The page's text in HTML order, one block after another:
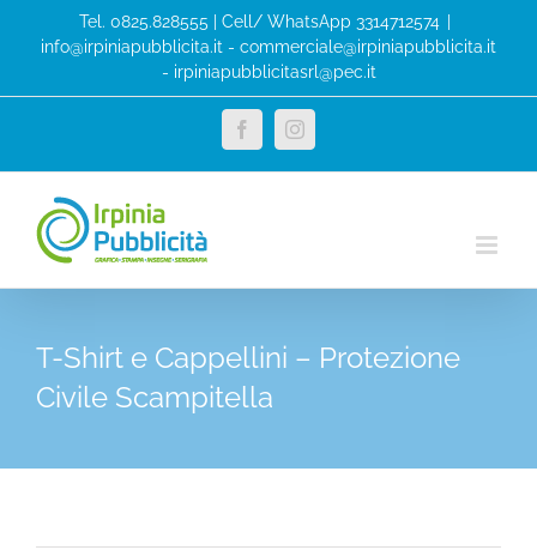
Tel. 0825.828555 | Cell/ WhatsApp 3314712574
info@irpiniapubblicita.it - commerciale@irpiniapubblicita.it
- irpiniapubblicitasrl@pec.it
FacebookInstagram
T-Shirt e Cappellini – Protezione
Civile Scampitella